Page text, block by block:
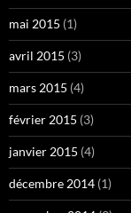
mai 2015 (1)
avril 2015 (3)
mars 2015 (4)
février 2015 (3)
janvier 2015 (4)
décembre 2014 (1)